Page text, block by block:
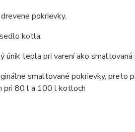
pokrievky.
kotla.
únik tepla pri varení ako smaltovaná
smaltované pokrievky, preto
pri 80 l a 100 l kotloch